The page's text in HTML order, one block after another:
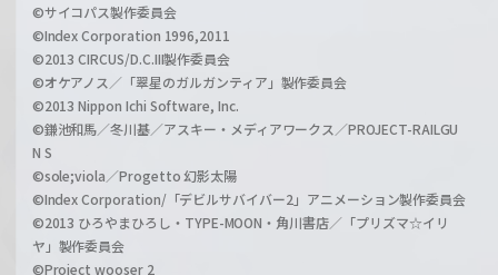
©サイコパス製作委員会
©Index Corporation 1996,2011
©2013 CIRCUS/D.C.III製作委員会
©オケアノス／「翠星のガルガンティア」製作委員会
©2013 Nippon Ichi Software, Inc.
©鎌池和馬／冬川基／アスキー・メディアワークス／PROJECT-RAILGU
N S
©sole;viola／Progetto 幻影太陽
©Index Corporation/「デビルサバイバー2」アニメーション製作委員会
©2013 ひろやまひろし・TYPE-MOON・角川書店／「プリズマ☆イリ
ヤ」製作委員会
©Project wooser 2